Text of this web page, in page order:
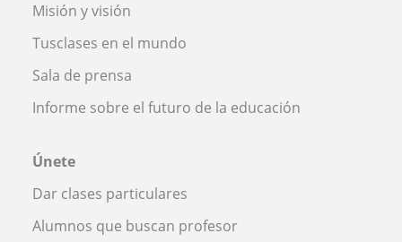
Misión y visión
Tusclases en el mundo
Sala de prensa
Informe sobre el futuro de la educación
Únete
Dar clases particulares
Alumnos que buscan profesor